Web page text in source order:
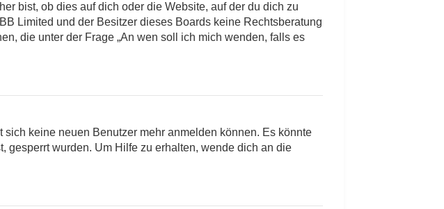
bist, ob dies auf dich oder die Website, auf der du dich zu
Limited und der Besitzer dieses Boards keine Rechtsberatung
die unter der Frage „An wen soll ich mich wenden, falls es
keine neuen Benutzer mehr anmelden können. Es könnte
gesperrt wurden. Um Hilfe zu erhalten, wende dich an die